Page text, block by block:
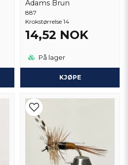
fluemønstre spesialdesignet for å
krevende fiskeart som finnes i kaldt
fluemønstrene er små, realistiske
Grayling.
Adams Brun
887
Krokstørrelse 14
14,52 NOK
På lager
KJØPE